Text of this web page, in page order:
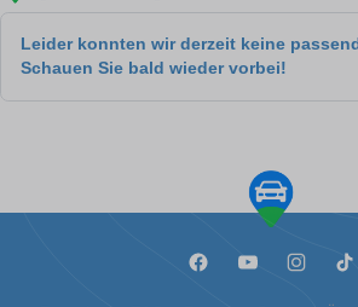
Leider konnten wir derzeit keine
Schauen Sie bald wieder vorbei!